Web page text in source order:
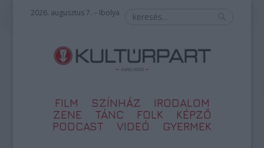
2026. augusztus 7. – Ibolya
FILM SZÍNHÁZ
IRODALOM
ZENE
TÁNC FOLK
KÉPZŐ
PODCAST
VIDEÓ GYERMEK